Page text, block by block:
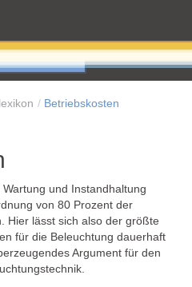
Betriebskosten
und Instandhaltung
von 80 Prozent der
Hier lässt sich also der größte
für die Beleuchtung dauerhaft
Argument für den